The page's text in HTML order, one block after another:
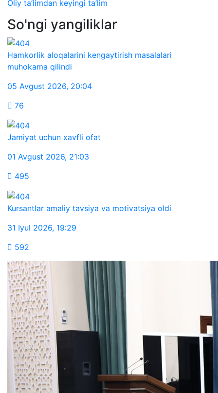
Oliy ta’limdan keyingi ta’lim
So'ngi yangiliklar
Hamkorlik aloqalarini kengaytirish masalalari
muhokama qilindi
05 Avgust 2026, 20:04
76
Jamiyat uchun xavfli ofat
01 Avgust 2026, 21:03
495
Kursantlar amaliy tavsiya va motivatsiya oldi
31 Iyul 2026, 19:29
592